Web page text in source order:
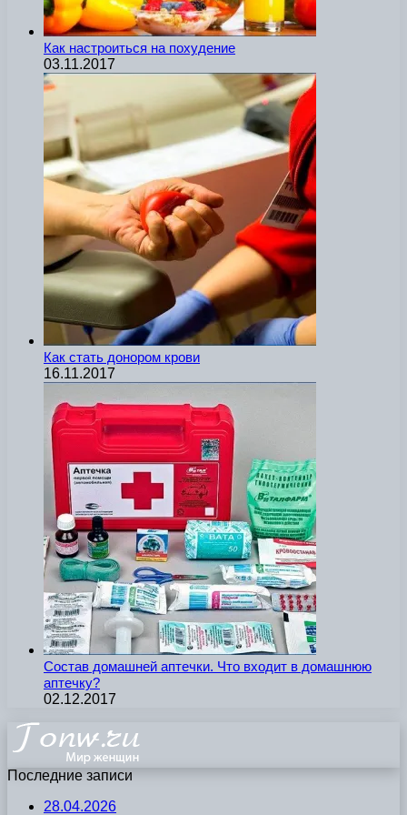
Как настроиться на похудение
03.11.2017
Как стать донором крови
16.11.2017
Состав домашней аптечки. Что входит в домашнюю
аптечку?
02.12.2017
Последние записи
28.04.2026